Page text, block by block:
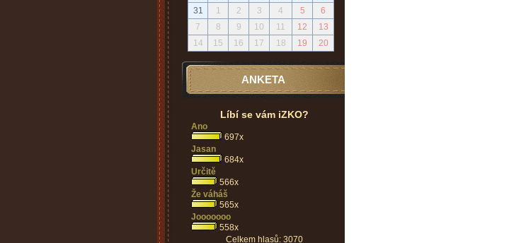
31
1 2 3 4 5
6
7
8 9 10 11 12
13
14
15 16 17 18 19 20
ANKETA
Líbí se vám iZKO?
Ano
697x
Jasan
684x
Určitě
566x
Že váháš
565x
Jooooooo
558x
Celkem hlasů: 3070